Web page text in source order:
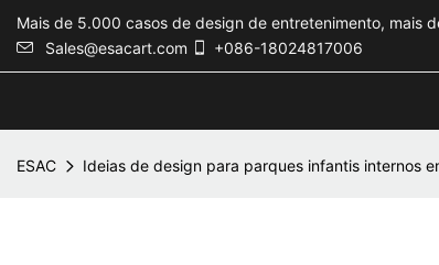
Mais de 5.000 casos de design de entretenimento, mais
Sales@esacart.com
+086-18024817006
ESAC Ideias de design para parques infantis internos